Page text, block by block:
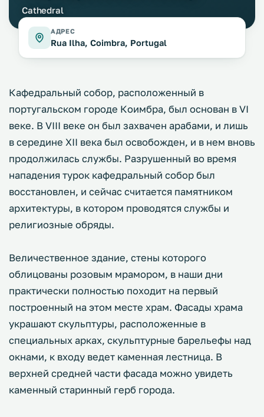
Cathedral
АДРЕС
Rua Ilha, Coimbra, Portugal
Кафедральный собор, расположенный в
португальском городе Коимбра, был основан в VI
веке. В VIII веке он был захвачен арабами, и лишь
в середине XII века был освобожден, и в нем вновь
продолжилась службы. Разрушенный во время
нападения турок кафедральный собор был
восстановлен, и сейчас считается памятником
архитектуры, в котором проводятся службы и
религиозные обряды.
Величественное здание, стены которого
облицованы розовым мрамором, в наши дни
практически полностью походит на первый
построенный на этом месте храм. Фасады храма
украшают скульптуры, расположенные в
специальных арках, скульптурные барельефы над
окнами, к входу ведет каменная лестница. В
верхней средней части фасада можно увидеть
каменный старинный герб города.